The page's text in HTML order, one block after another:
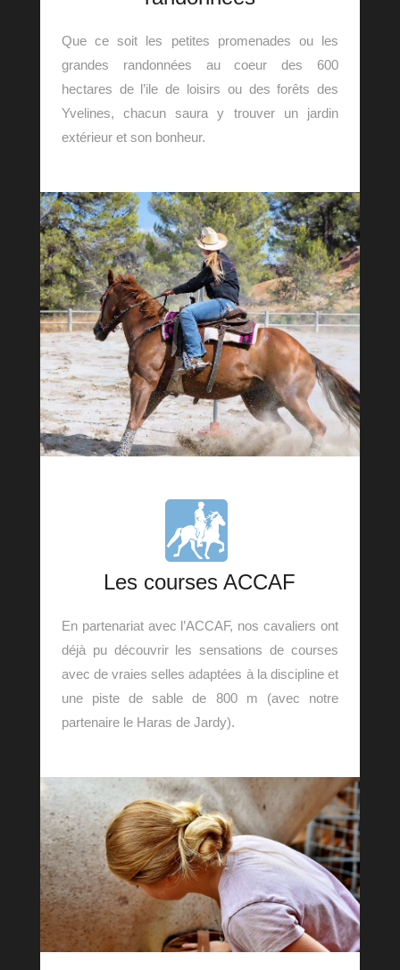
Que ce soit les petites promenades ou les
grandes randonnées au coeur des 600
hectares de l’ile de loisirs ou des forêts des
Yvelines, chacun saura y trouver un jardin
extérieur et son bonheur.
Les courses ACCAF
En partenariat avec l’ACCAF, nos cavaliers ont
déjà pu découvrir les sensations de courses
avec de vraies selles adaptées à la discipline et
une piste de sable de 800 m (avec notre
partenaire le Haras de Jardy).